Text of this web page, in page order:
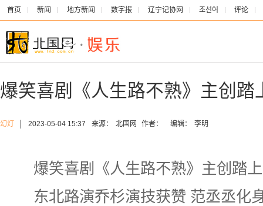
首页 新闻 地方新闻 数字报 辽宁记协网 조선어 评论
爆笑喜剧《人生路不熟》主创踏
幻灯 2023-05-04 15:37 来源： 北国网 作者： 编辑： 李明
爆笑喜剧《人生路不熟》主创踏
东北路演乔杉演技获赞 范丞丞化